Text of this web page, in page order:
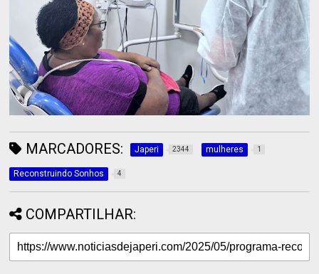
MARCADORES: Japeri 2344 mulheres 1
Reconstruindo Sonhos 4
COMPARTILHAR: